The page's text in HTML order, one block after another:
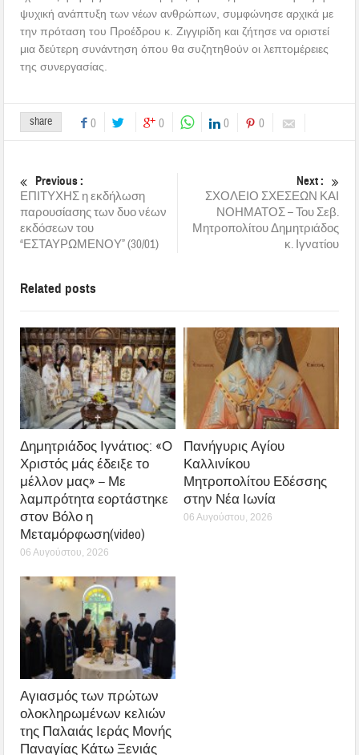
ψυχική ανάπτυξη των νέων ανθρώπων, συμφώνησε αρχικά με
την πρόταση του Προέδρου κ. Ζιγγιρίδη και ζήτησε να οριστεί
μια δεύτερη συνάντηση όπου θα συζητηθούν οι λεπτομέρειες
της συνεργασίας.
share 0 0 0 0
Previous :
ΕΠΙΤΥΧΗΣ η εκδήλωση
παρουσίασης των δυο νέων
εκδόσεων του
“ΕΣΤΑΥΡΩΜΕΝΟΥ” (30/01)
Next :
ΣΧΟΛΕΙΟ ΣΧΕΣΕΩΝ ΚΑΙ
ΝΟΗΜΑΤΟΣ – Του Σεβ.
Μητροπολίτου Δημητριάδος
κ. Ιγνατίου
Related posts
Δημητριάδος Ιγνάτιος: «Ο
Χριστός μάς έδειξε το
μέλλον μας» – Με
λαμπρότητα εορτάστηκε
στον Βόλο η
Μεταμόρφωση(video)
06 Αυγούστου, 2026
Πανήγυρις Αγίου
Καλλινίκου
Μητροπολίτου Εδέσσης
στην Νέα Ιωνία
06 Αυγούστου, 2026
Αγιασμός των πρώτων
ολοκληρωμένων κελιών
της Παλαιάς Ιεράς Μονής
Παναγίας Κάτω Ξενιάς